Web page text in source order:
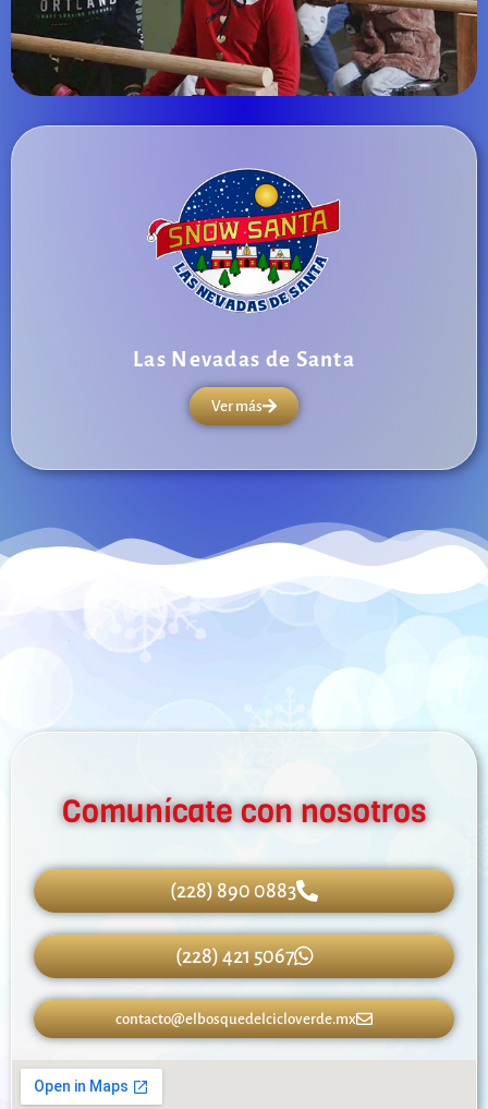
Las Nevadas de Santa
Ver más
Comunícate con nosotros
(228) 890 0883
(228) 421 5067
contacto@elbosquedelcicloverde.mx